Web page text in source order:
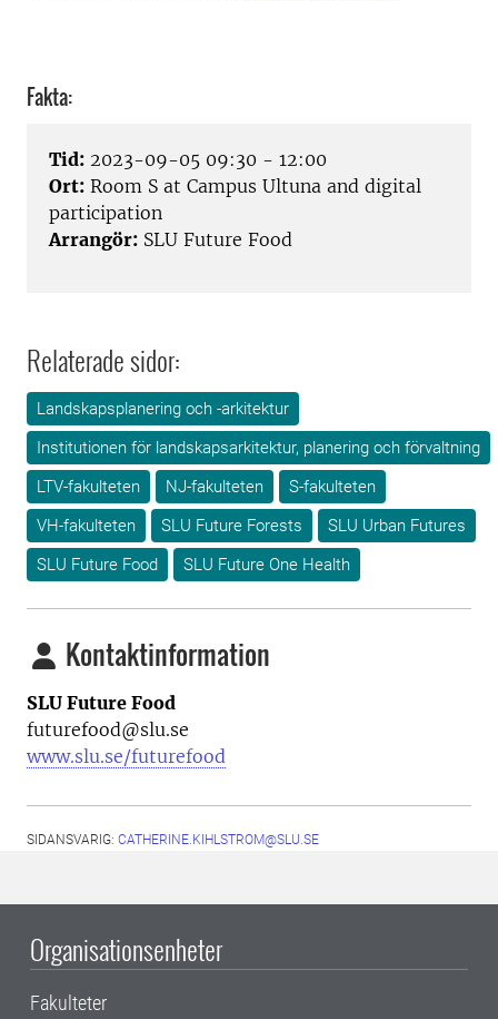
Fakta:
Tid: 2023-09-05 09:30 - 12:00
Ort: Room S at Campus Ultuna and digital
participation
Arrangör: SLU Future Food
Relaterade sidor:
Landskapsplanering och -arkitektur
Institutionen för landskapsarkitektur, planering och förvaltning
LTV-fakulteten
NJ-fakulteten
S-fakulteten
VH-fakulteten
SLU Future Forests
SLU Urban Futures
SLU Future Food
SLU Future One Health
Kontaktinformation
SLU Future Food
futurefood@slu.se
www.slu.se/futurefood
SIDANSVARIG: CATHERINE.KIHLSTROM@SLU.SE
Organisationsenheter
Fakulteter